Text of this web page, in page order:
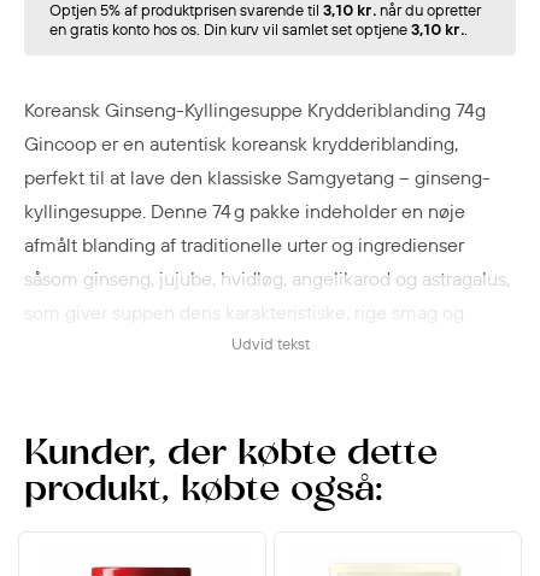
Optjen 5% af produktprisen svarende til 3,10 kr. når du opretter
en gratis konto hos os. Din kurv vil samlet set optjene 3,10 kr..
Koreansk Ginseng-Kyllingesuppe Krydderiblanding 74g
Gincoop er en autentisk koreansk krydderiblanding,
perfekt til at lave den klassiske Samgyetang – ginseng-
kyllingesuppe. Denne 74 g pakke indeholder en nøje
afmålt blanding af traditionelle urter og ingredienser
såsom ginseng, jujube, hvidløg, angelikarod og astragalus,
som giver suppen dens karakteristiske, rige smag og
ginseng chicken), hvor den tilføjer en dyb, aromatisk smag
til fyldt kylling med klæbrig ris.
og aromatiske koreanske retter derhjemme uden at skulle
Udvid tekst
Kunder, der købte dette
produkt, købte også: